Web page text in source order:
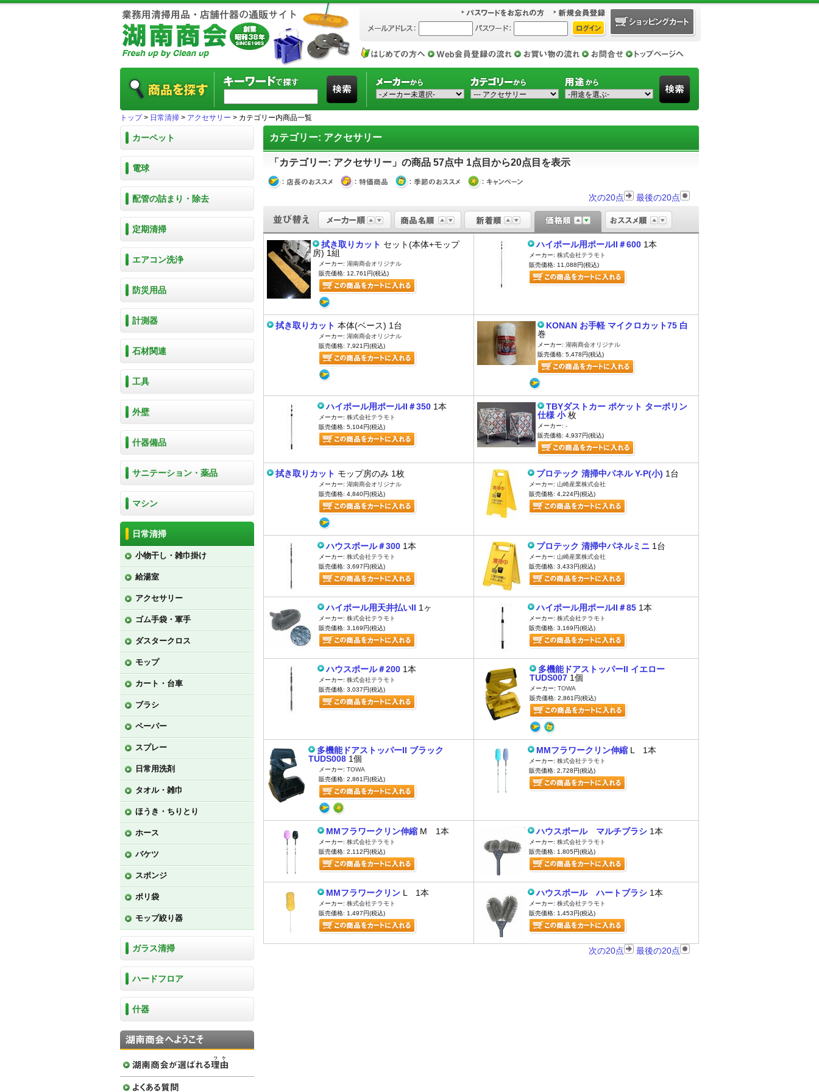
トップ> 日常清掃 > アクセサリー > カテゴリー内商品一覧
カーペット
電球
配管の詰まり・除去
定期清掃
エアコン洗浄
防災用品
計測器
石材関連
工具
外壁
什器備品
サニテーション・薬品
マシン
日常清掃
小物干し・雑巾掛け
給湯室
アクセサリー
ゴム手袋・軍手
ダスタークロス
モップ
カート・台車
ブラシ
ペーパー
スプレー
日常用洗剤
タオル・雑巾
ほうき・ちりとり
ホース
バケツ
スポンジ
ポリ袋
モップ絞り器
ガラス清掃
ハードフロア
什器
カテゴリー: アクセサリー
「カテゴリー: アクセサリー」の商品 57点中 1点目から20点目を表示
次の20点 最後の20点
拭き取りカット セット(本体+モップ
房) 1組
メーカー: 湖南商会オリジナル
販売価格: 12,761円(税込)
ハイポール用ポールII＃600 1本
メーカー: 株式会社テラモト
販売価格: 11,088円(税込)
拭き取りカット 本体(ベース) 1台
メーカー: 湖南商会オリジナル
販売価格: 7,921円(税込)
KONAN お手軽 マイクロカット75 白
巻
メーカー: 湖南商会オリジナル
販売価格: 5,478円(税込)
ハイポール用ポールII＃350 1本
メーカー: 株式会社テラモト
販売価格: 5,104円(税込)
TBYダストカー ポケット ターポリン
仕様 小 枚
メーカー: -
販売価格: 4,937円(税込)
拭き取りカット モップ房のみ 1枚
メーカー: 湖南商会オリジナル
販売価格: 4,840円(税込)
プロテック 清掃中パネル Y-P(小) 1台
メーカー: 山崎産業株式会社
販売価格: 4,224円(税込)
ハウスポール＃300 1本
メーカー: 株式会社テラモト
販売価格: 3,697円(税込)
プロテック 清掃中パネルミニ 1台
メーカー: 山崎産業株式会社
販売価格: 3,433円(税込)
ハイポール用天井払いII 1ヶ
メーカー: 株式会社テラモト
販売価格: 3,169円(税込)
ハイポール用ポールII＃85 1本
メーカー: 株式会社テラモト
販売価格: 3,169円(税込)
ハウスポール＃200 1本
メーカー: 株式会社テラモト
販売価格: 3,037円(税込)
多機能ドアストッパーII イエロー
TUDS007 1個
メーカー: TOWA
販売価格: 2,861円(税込)
多機能ドアストッパーII ブラック
TUDS008 1個
メーカー: TOWA
販売価格: 2,861円(税込)
MMフラワークリン伸縮 L 1本
メーカー: 株式会社テラモト
販売価格: 2,728円(税込)
MMフラワークリン伸縮 M 1本
メーカー: 株式会社テラモト
販売価格: 2,112円(税込)
ハウスポール マルチブラシ 1本
メーカー: 株式会社テラモト
販売価格: 1,805円(税込)
MMフラワークリン L 1本
メーカー: 株式会社テラモト
販売価格: 1,497円(税込)
ハウスポール ハートブラシ 1本
メーカー: 株式会社テラモト
販売価格: 1,453円(税込)
次の20点 最後の20点